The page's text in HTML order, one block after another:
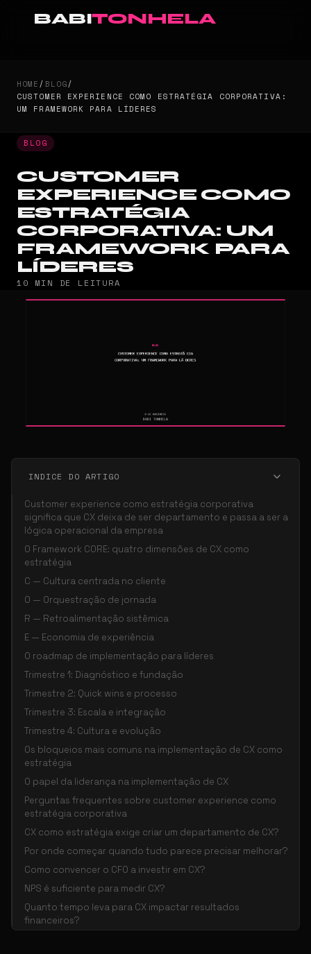
BABITONHELA
HOME/BLOG/
CUSTOMER EXPERIENCE COMO ESTRATÉGIA CORPORATIVA:
UM FRAMEWORK PARA LÍDERES
BLOG
CUSTOMER
EXPERIENCE COMO
ESTRATÉGIA
CORPORATIVA: UM
FRAMEWORK PARA
LÍDERES
10 MIN DE LEITURA
INDICE DO ARTIGO
Customer experience como estratégia corporativa
significa que CX deixa de ser departamento e passa a ser a
lógica operacional da empresa
O Framework CORE: quatro dimensões de CX como
estratégia
C — Cultura centrada no cliente
O — Orquestração de jornada
R — Retroalimentação sistêmica
E — Economia de experiência
O roadmap de implementação para líderes
Trimestre 1: Diagnóstico e fundação
Trimestre 2: Quick wins e processo
Trimestre 3: Escala e integração
Trimestre 4: Cultura e evolução
Os bloqueios mais comuns na implementação de CX como
estratégia
O papel da liderança na implementação de CX
Perguntas frequentes sobre customer experience como
estratégia corporativa
CX como estratégia exige criar um departamento de CX?
Por onde começar quando tudo parece precisar melhorar?
Como convencer o CFO a investir em CX?
NPS é suficiente para medir CX?
Quanto tempo leva para CX impactar resultados
financeiros?